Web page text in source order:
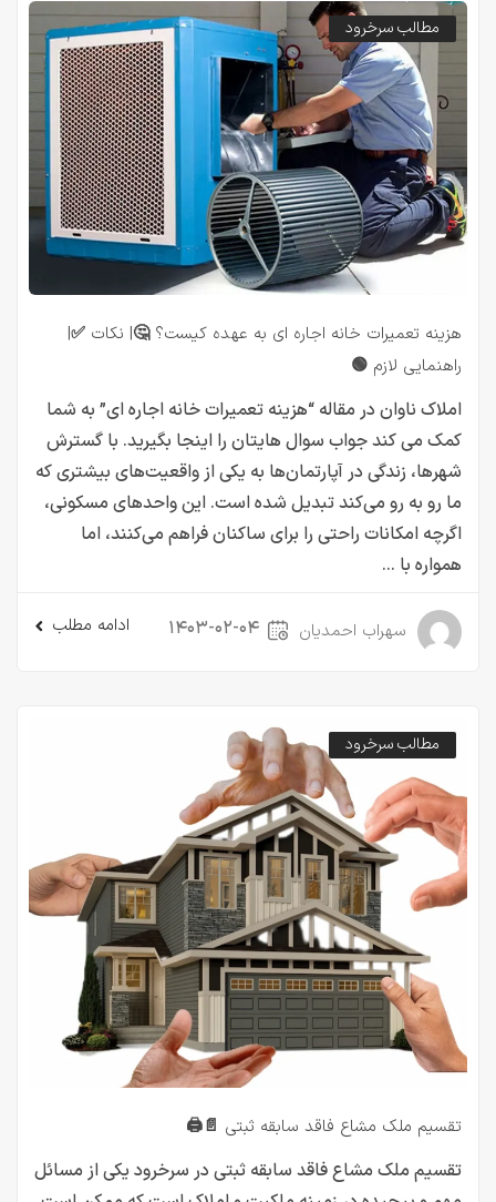
مطالب سرخرود
هزینه تعمیرات خانه اجاره ای به عهده کیست؟ 🤔| نکات ✅|
راهنمایی لازم 🟢
املاک ناوان در مقاله “هزینه تعمیرات خانه اجاره ای” به شما
کمک می کند جواب سوال هایتان را اینجا بگیرید. با گسترش
شهرها، زندگی در آپارتمان‌ها به یکی از واقعیت‌های بیشتری که
ما رو به رو می‌کند تبدیل شده است. این واحدهای مسکونی،
اگرچه امکانات راحتی را برای ساکنان فراهم می‌کنند، اما
همواره با ...
سهراب احمدیان ۱۴۰۳-۰۲-۰۴ ادامه مطلب
مطالب سرخرود
تقسیم ملک مشاع فاقد سابقه ثبتی 📄🖨️
تقسیم ملک مشاع فاقد سابقه ثبتی در سرخرود یکی از مسائل